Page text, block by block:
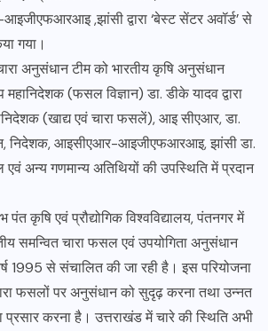
,झांसी द्वारा ‘बेस्ट सेंटर अवॉर्ड’ से
गया।
अनुसंधान टीम को भारतीय कृषि अनुसंधान
(फसल विज्ञान) डा. डीके यादव द्वारा
(खाद्य एवं चारा फसलें), आइ सीएआर, डा.
निदेशक, आइसीएआर-आइजीएफआरआइ, झांसी डा.
अन्य गणमान्य अतिथियों की उपस्थिति में प्रदान
पंत कृषि एवं प्रौद्योगिक विश्वविद्यालय, पंतनगर में
समन्वित चारा फसल एवं उपयोगिता अनुसंधान
1995 से संचालित की जा रही है। इस परियोजना
फसलों पर अनुसंधान को सुदृढ़ करना तथा उन्नत
करना है। उत्तराखंड में चारे की स्थिति अभी